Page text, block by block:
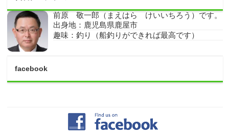
前原 敬一郎（まえはら けいいちろう）です。
出身地：鹿児島県鹿屋市
趣味：釣り（船釣りができれば最高です）
facebook